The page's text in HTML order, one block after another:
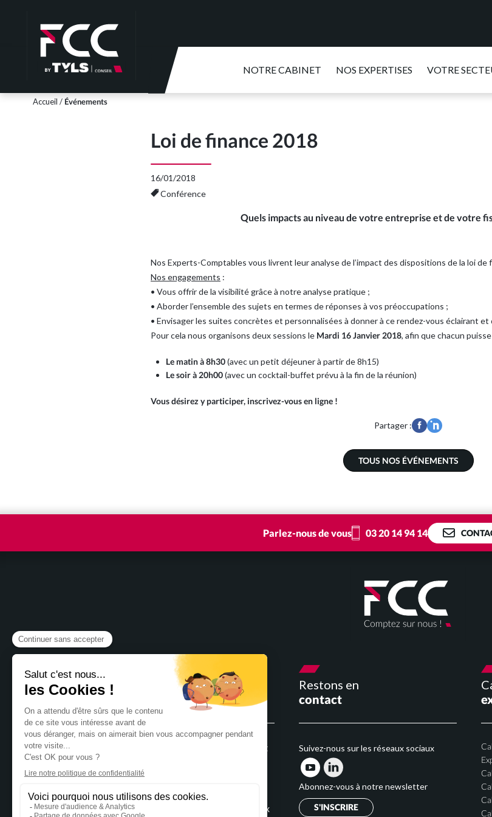
NOTRE CABINET NOS EXPERTISES VOTRE
Accueil / Événements
Loi de finance 2018
16/01/2018
Conférence
Quels impacts au niveau de votre entreprise et de votre
Nos Experts-Comptables vous livrent leur analyse de l’impact des dispositions de la loi de
Nos engagements :
• Vous offrir de la visibilité grâce à notre analyse pratique ;
• Aborder l’ensemble des sujets en termes de réponses à vos préoccupations ;
• Envisager les suites concrètes et personnalisées à donner à ce rendez-vous éclairant et
Pour cela nous organisons deux sessions le Mardi 16 Janvier 2018, afin que chacun
Le matin à 8h30(avec un petit déjeuner à partir de 8h15)
Le soir à 20h00(avec un cocktail-buffet prévu à la fin de la réunion)
Vous désirez y participer, inscrivez-vous en ligne !
Partager :
TOUS NOS ÉVÉNEMENTS
Parlez-nous de vous 03 20 14 94 14
Pour aller
plus loin
Cabinet FCC
Témoignages
Actualités
Événements
Recrutement
Gestion du personnel et
juridique
Audit Commissariat aux
Restons en
contact
Suivez-nous sur les réseaux sociaux
Abonnez-vous à notre newsletter
S'INSCRIRE